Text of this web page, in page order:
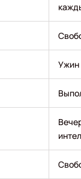
Ужин